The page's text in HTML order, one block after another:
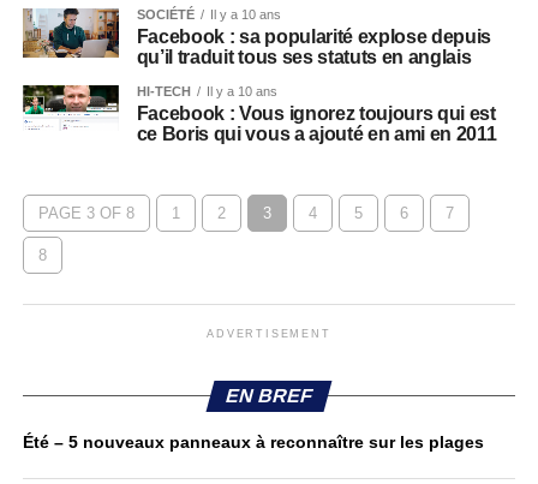
SOCIÉTÉ Il y a 10 ans
Facebook : sa popularité explose depuis
qu’il traduit tous ses statuts en anglais
HI-TECH Il y a 10 ans
Facebook : Vous ignorez toujours qui est
ce Boris qui vous a ajouté en ami en 2011
PAGE 3 OF 8 1 2 3 4 5 6 7
8
ADVERTISEMENT
EN BREF
Été – 5 nouveaux panneaux à reconnaître sur les plages